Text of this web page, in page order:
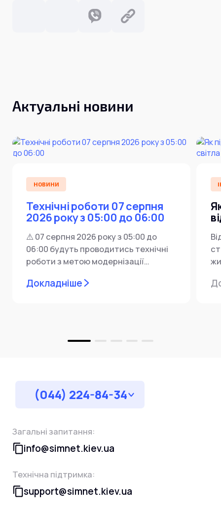
Технічна підтримка:
Актуальні новини
НОВИНИ
Технічні роботи 07 серпня
2026 року з 05:00 до 06:00
⚠️ 07 серпня 2026 року з 05:00 до
06:00 будуть проводитись технічні
роботи з метою модернізації
Докладніше
(044) 224-84-34
Загальні запитання:
info@simnet.kiev.ua
Технічна підтримка:
support@simnet.kiev.ua